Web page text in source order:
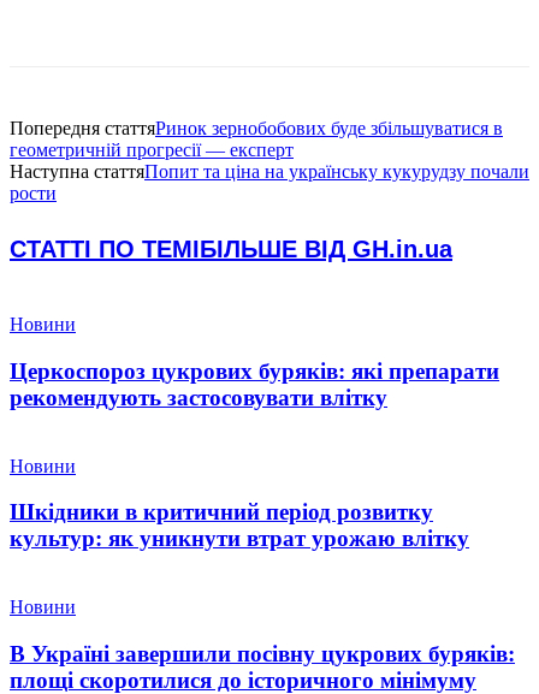
Попередня статтяРинок зернобобових буде збільшуватися в
геометричній прогресії — експерт
Наступна статтяПопит та ціна на українську кукурудзу почали
рости
СТАТТІ ПО ТЕМІБІЛЬШЕ ВІД GH.in.ua
Новини
Церкоспороз цукрових буряків: які препарати
рекомендують застосовувати влітку
Новини
Шкідники в критичний період розвитку
культур: як уникнути втрат урожаю влітку
Новини
В Україні завершили посівну цукрових буряків:
площі скоротилися до історичного мінімуму